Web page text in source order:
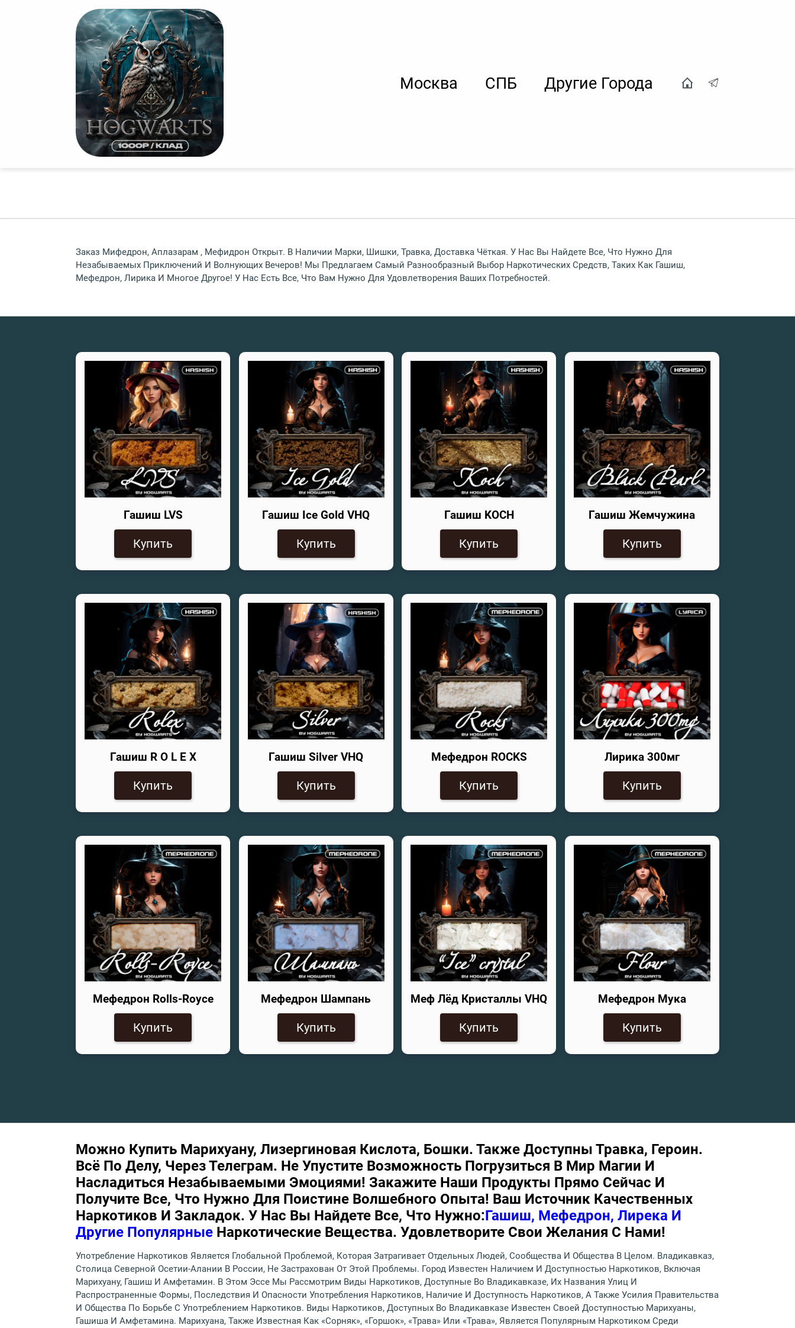
Москва СПБ Другие Города
Заказ Мифедрон, Аплазарам , Мефидрон Открыт. В Наличии Марки, Шишки, Травка, Доставка Чёткая. У Нас Вы Найдете Все, Что Нужно Для
Незабываемых Приключений И Волнующих Вечеров! Мы Предлагаем Самый Разнообразный Выбор Наркотических Средств, Таких Как Гашиш,
Мефедрон, Лирика И Многое Другое! У Нас Есть Все, Что Вам Нужно Для Удовлетворения Ваших Потребностей.
Гашиш LVS
Купить
Гашиш Ice Gold VHQ
Купить
Гашиш KOCH
Купить
Гашиш Жемчужина
Купить
Гашиш R O L E X
Купить
Гашиш Silver VHQ
Купить
Мефедрон ROCKS
Купить
Лирика 300мг
Купить
Мефедрон Rolls-Royce
Купить
Мефедрон Шампань
Купить
Меф Лёд Кристаллы VHQ
Купить
Мефедрон Мука
Купить
Можно Купить Марихуану, Лизергиновая Кислота, Бошки. Также Доступны Травка, Героин.
Всё По Делу, Через Телеграм. Не Упустите Возможность Погрузиться В Мир Магии И
Насладиться Незабываемыми Эмоциями! Закажите Наши Продукты Прямо Сейчас И
Получите Все, Что Нужно Для Поистине Волшебного Опыта! Ваш Источник Качественных
Наркотиков И Закладок. У Нас Вы Найдете Все, Что Нужно:Гашиш, Мефедрон, Лирека И
Другие Популярные Наркотические Вещества. Удовлетворите Свои Желания С Нами!
Употребление Наркотиков Является Глобальной Проблемой, Которая Затрагивает Отдельных Людей, Сообщества И Общества В Целом. Владикавказ,
Столица Северной Осетии-Алании В России, Не Застрахован От Этой Проблемы. Город Известен Наличием И Доступностью Наркотиков, Включая
Марихуану, Гашиш И Амфетамин. В Этом Эссе Мы Рассмотрим Виды Наркотиков, Доступные Во Владикавказе, Их Названия Улиц И
Распространенные Формы, Последствия И Опасности Употребления Наркотиков, Наличие И Доступность Наркотиков, А Также Усилия Правительства
И Общества По Борьбе С Употреблением Наркотиков. Виды Наркотиков, Доступных Во Владикавказе Известен Своей Доступностью Марихуаны,
Гашиша И Амфетамина. Марихуана, Также Известная Как «сорняк», «горшок», «трава» Или «трава», Является Популярным Наркотиком Среди